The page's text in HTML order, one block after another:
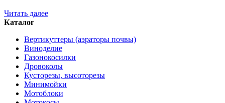
Читать далее
Каталог
Вертикуттеры (аэраторы почвы)
Виноделие
Газонокосилки
Дровоколы
Кусторезы, высоторезы
Минимойки
Мотоблоки